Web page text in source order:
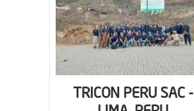
TRICON PERU SAC -